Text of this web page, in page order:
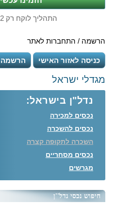
התהליך לוקח רק 2 דקות
הרשמה / התחברות לאתר
כניסה לאזור האישי הרשמה
מגדלי ישראל
נדל"ן בישראל:
נכסים למכירה
נכסים להשכרה
השכרה לתקופה קצרה
נכסים מסחריים
מגרשים
חיפוש נכסי נדל''ן